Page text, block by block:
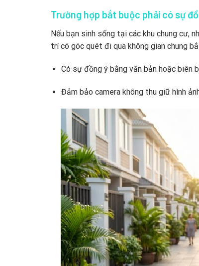
Trường hợp bắt buộc phải có sự
Nếu bạn sinh sống tại các khu chung cư,
trí có góc quét đi qua không gian chung
Có sự đồng ý bằng văn bản hoặc biên
Đảm bảo camera không thu giữ hình